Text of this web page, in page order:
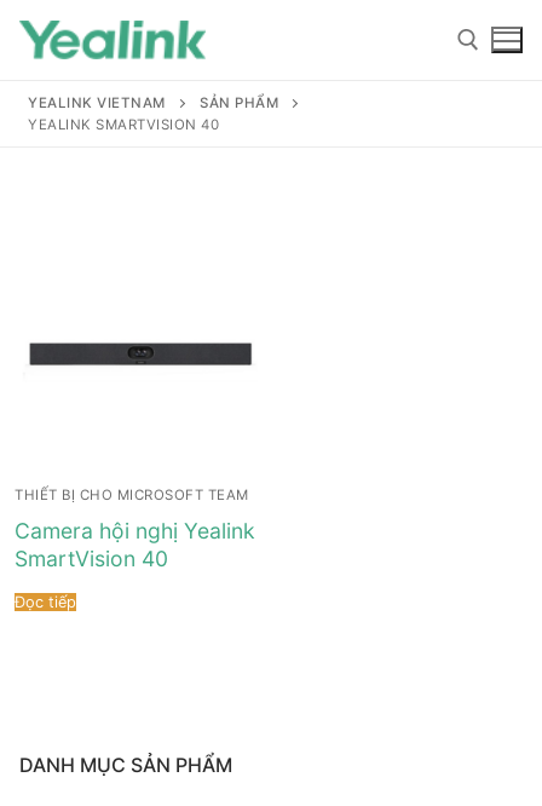
Sản phẩm
Tài liệu hướng dẫn
Tài liệu hướng dẫn
Điện thoại IP Phone
Đại lý
Tin tức
Sự kiện
YEALINK VIETNAM
SẢN PHẨM
YEALINK SMARTVISION 40
THIẾT BỊ CHO MICROSOFT TEAM
Camera hội nghị Yealink
SmartVision 40
Đọc tiếp
DANH MỤC SẢN PHẨM